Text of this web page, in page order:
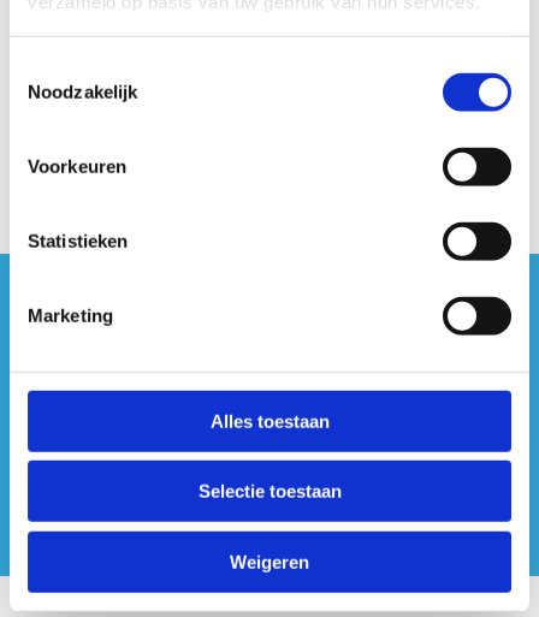
Noodzakelijk
Voorkeuren
Statistieken
Marketing
Alles toestaan
Selectie toestaan
Weigeren
#sportersbelevenmeer
ook op sociale media